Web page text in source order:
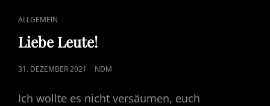
CAT
LINKS
ALLGEMEIN
Liebe Leute!
POSTED
31. DEZEMBER 2021 NDM
Ich wollte es nicht versäumen, euch